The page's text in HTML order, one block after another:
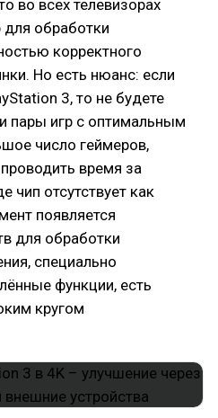
во всех телевизорах
для обработки
корректного
Но есть нюанс: если
3, то не будете
пары игр с оптимальным
число геймеров,
время за
отсутствует как
появляется
для обработки
специально
функции, есть
кругом